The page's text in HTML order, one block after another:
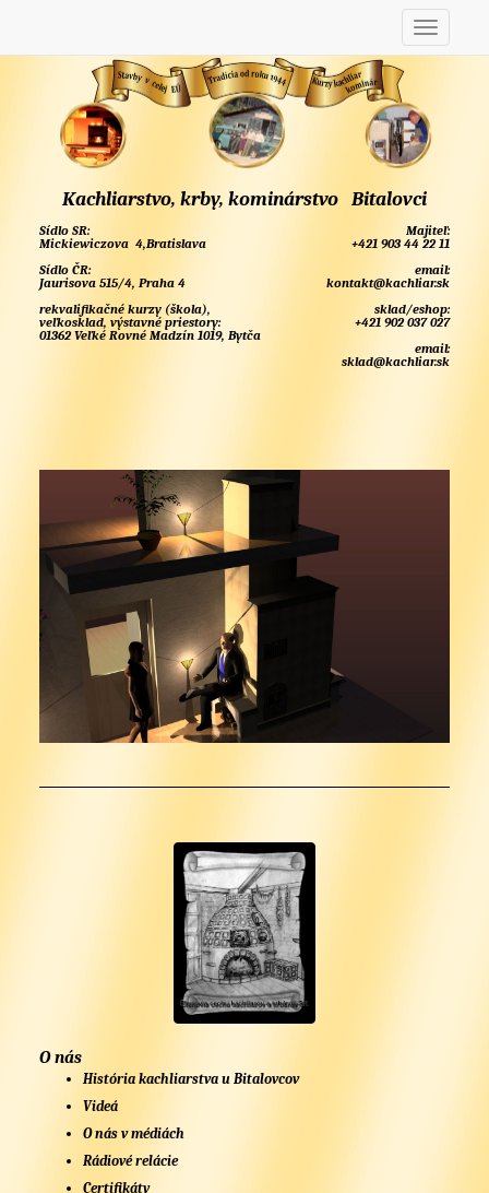
Kachliarstvo, krby, kominárstvo Bitalovci
Sídlo SR:
Mickiewiczova 4,Bratislava
Sídlo ČR:
Jaurisova 515/4, Praha 4
rekvalifikačné kurzy (škola),
veľkosklad, výstavné priestory:
01362 Veľké Rovné Madzín 1019, Bytča
Majiteľ:
+421 903 44 22 11
email:
kontakt@kachliar.sk
sklad/eshop:
+421 902 037 027
email:
sklad@kachliar.sk
O nás
História kachliarstva u Bitalovcov
Videá
O nás v médiách
Rádiové relácie
Certifikáty